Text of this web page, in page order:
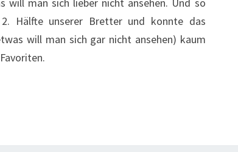
Hälfte unserer Bretter und konnte das
will man sich gar nicht ansehen) kaum